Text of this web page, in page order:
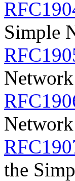
Simple
the